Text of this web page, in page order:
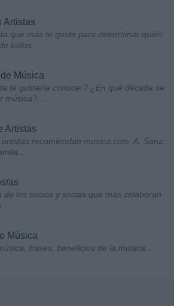
Artistas
que más te guste para determinar quién
todos
Música
te gustaría conocer? ¿En qué década se
música?...
Artistas
recomiendan musica.com: A. Sanz,
as
de los socios y socias que más colaboran
Música
frases, beneficios de la música...